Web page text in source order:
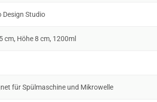
Design Studio
cm, Höhe 8 cm, 1200ml
für Spülmaschine und Mikrowelle